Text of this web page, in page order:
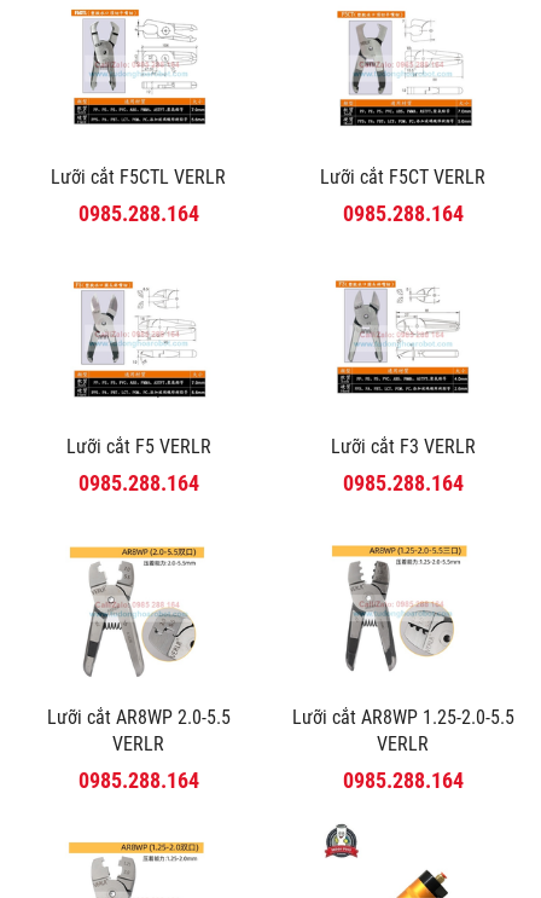
Lưỡi cắt F5CTL VERLR
0985.288.164
Lưỡi cắt F5CT VERLR
0985.288.164
Lưỡi cắt F5 VERLR
0985.288.164
Lưỡi cắt F3 VERLR
0985.288.164
Lưỡi cắt AR8WP 2.0-5.5
VERLR
0985.288.164
Lưỡi cắt AR8WP 1.25-2.0-5.5
VERLR
0985.288.164